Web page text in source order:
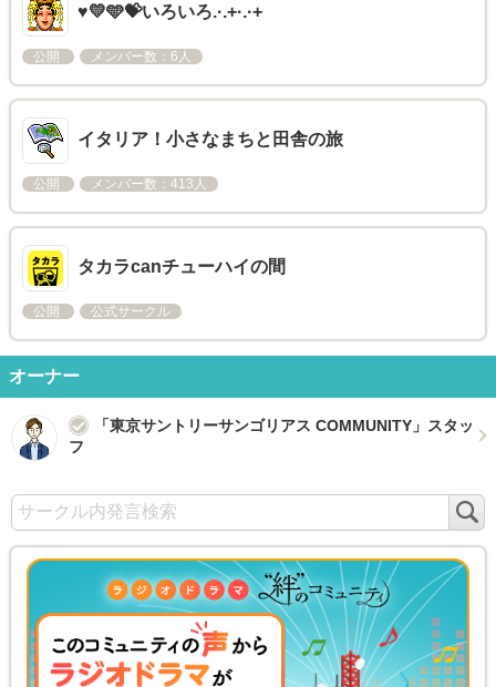
♥️💛🩵💝いろいろ.·.+·.·+
公開 メンバー数：6人
イタリア！小さなまちと田舎の旅
公開 メンバー数：413人
タカラcanチューハイの間
公開 公式サークル
オーナー
「東京サントリーサンゴリアス COMMUNITY」スタッ
フ
索